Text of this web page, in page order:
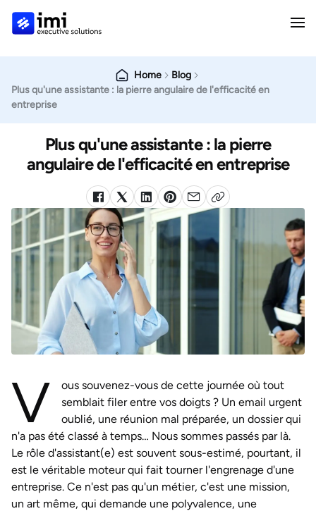
Home
Blog
Plus qu'une assistante : la pierre angulaire de l'efficacité en
entreprise
Plus qu'une assistante : la pierre
angulaire de l'efficacité en entreprise
V
ous souvenez-vous de cette journée où tout
semblait filer entre vos doigts ? Un email urgent
oublié, une réunion mal préparée, un dossier qui
n'a pas été classé à temps… Nous sommes passés par là.
Le rôle d'assistant(e) est souvent sous-estimé, pourtant, il
est le véritable moteur qui fait tourner l'engrenage d'une
entreprise. Ce n'est pas qu'un métier, c'est une mission,
un art même, qui demande une polyvalence, une